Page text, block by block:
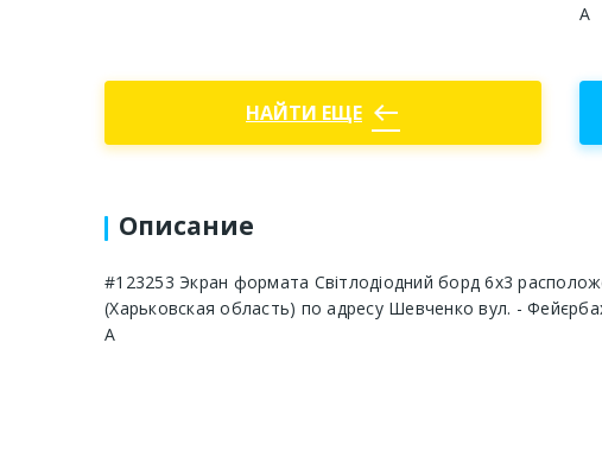
А
НАЙТИ ЕЩЕ west
Описание
#123253 Экран формата Світлодіодний борд 6х3
(Харьковская область) по адресу Шевченко вул. -
А